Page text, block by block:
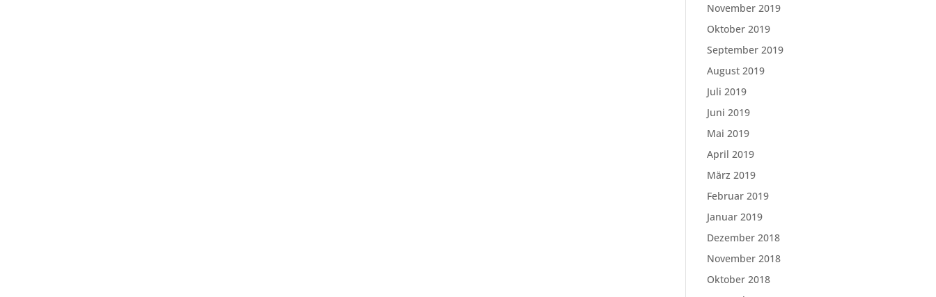
November 2019
Oktober 2019
September 2019
August 2019
Juli 2019
Juni 2019
Mai 2019
April 2019
März 2019
Februar 2019
Januar 2019
Dezember 2018
November 2018
Oktober 2018